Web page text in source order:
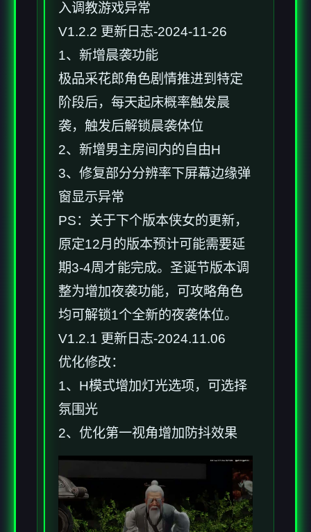
入调教游戏异常
V1.2.2 更新日志-2024-11-26
1、新增晨袭功能
极品采花郎角色剧情推进到特定
阶段后，每天起床概率触发晨
袭，触发后解锁晨袭体位
2、新增男主房间内的自由H
3、修复部分分辨率下屏幕边缘弹
窗显示异常
PS：关于下个版本侠女的更新，
原定12月的版本预计可能需要延
期3-4周才能完成。圣诞节版本调
整为增加夜袭功能，可攻略角色
均可解锁1个全新的夜袭体位。
V1.2.1 更新日志-2024.11.06
优化修改：
1、H模式增加灯光选项，可选择
氛围光
2、优化第一视角增加防抖效果